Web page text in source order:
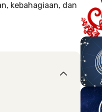
kebahagiaan, dan